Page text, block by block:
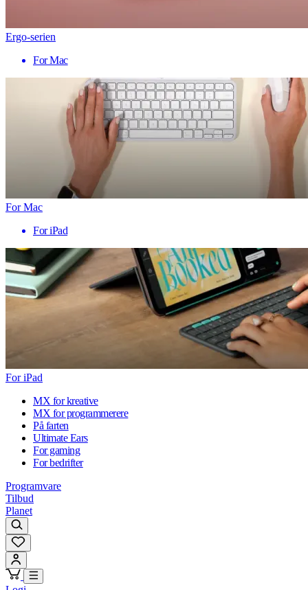
Ergo-serien
For Mac
For Mac
For iPad
For iPad
MX for kreative
MX for programmerere
På farten
Ultimate Ears
For gaming
For bedrifter
Programvare
Tilbud
Planet